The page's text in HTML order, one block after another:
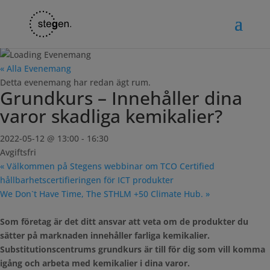
« Alla Evenemang
Detta evenemang har redan ägt rum.
Grundkurs – Innehåller dina
varor skadliga kemikalier?
2022-05-12 @ 13:00 - 16:30
Avgiftsfri
« Välkommen på Stegens webbinar om TCO Certified
hållbarhetscertifieringen för ICT produkter
We Don`t Have Time, The STHLM +50 Climate Hub. »
Som företag är det ditt ansvar att veta om de produkter du
sätter på marknaden innehåller farliga kemikalier.
Substitutionscentrums grundkurs är till för dig som vill komma
igång och arbeta med kemikalier i dina varor.